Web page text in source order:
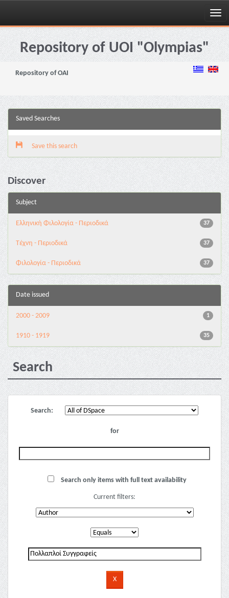
Skip
navigationRepository of UOI "Olympias"
Repository of OAI
Saved Searches
Save this search
Discover
Subject
37
Ελληνική Φιλολογία - Περιοδικά
37
Τέχνη - Περιοδικά
37
Φιλολογία - Περιοδικά
Date issued
1
2000 - 2009
35
1910 - 1919
Search
Search:
for
Search only items with full text availability
Current filters: